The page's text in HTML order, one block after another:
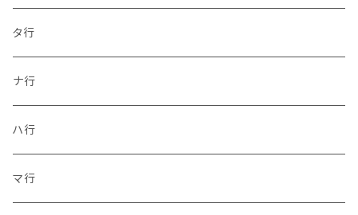
タ行
ナ行
ハ行
マ行